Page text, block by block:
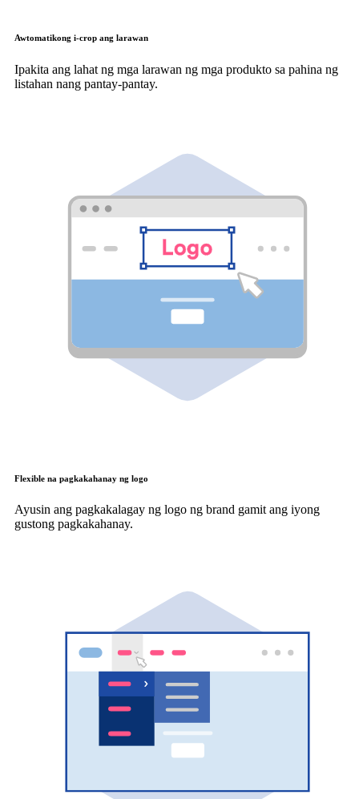
Awtomatikong i-crop ang larawan
Ipakita ang lahat ng mga larawan ng mga produkto sa pahina ng
listahan nang pantay-pantay.
Flexible na pagkakahanay ng logo
Ayusin ang pagkakalagay ng logo ng brand gamit ang iyong
gustong pagkakahanay.